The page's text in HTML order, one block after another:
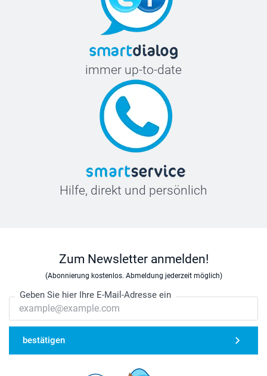
immer up-to-date
Hilfe, direkt und persönlich
Zum Newsletter anmelden!
(Abonnierung kostenlos. Abmeldung jederzeit möglich)
Geben Sie hier Ihre E-Mail-Adresse ein
bestätigen